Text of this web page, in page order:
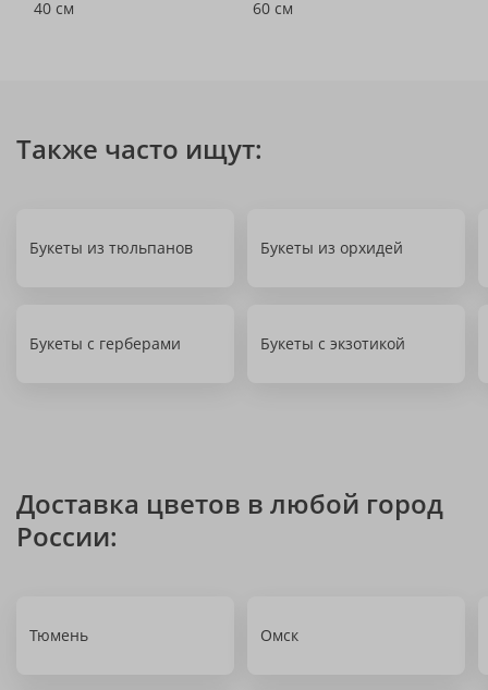
40 см
60 см
Также часто ищут:
Букеты из тюльпанов Букеты из орхидей
Букеты с герберами Букеты с экзотикой
Доставка цветов в любой город
России:
Тюмень Омск